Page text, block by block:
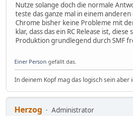
Nutze solange doch die normale
teste das ganze mal in einem
Chrome bisher keine Probleme mit
klar, dass das ein RC Release ist,
Produktion grundlegend durch SMF
Einer Person gefällt das.
In deinem Kopf mag das logisch sein aber
Herzog
Administrator